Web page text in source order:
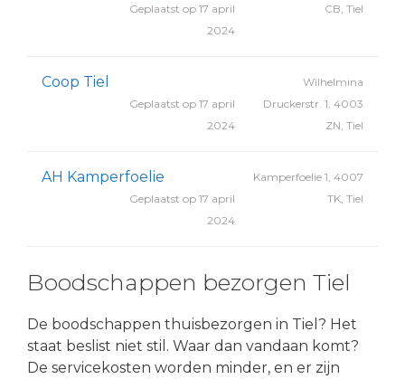
CB, Tiel
Geplaatst op 17 april
2024
Coop Tiel
Wilhelmina
Druckerstr. 1, 4003
ZN, Tiel
Geplaatst op 17 april
2024
AH Kamperfoelie
Kamperfoelie 1, 4007
TK, Tiel
Geplaatst op 17 april
2024
Boodschappen bezorgen Tiel
De boodschappen thuisbezorgen in Tiel? Het
staat beslist niet stil. Waar dan vandaan komt?
De servicekosten worden minder, en er zijn